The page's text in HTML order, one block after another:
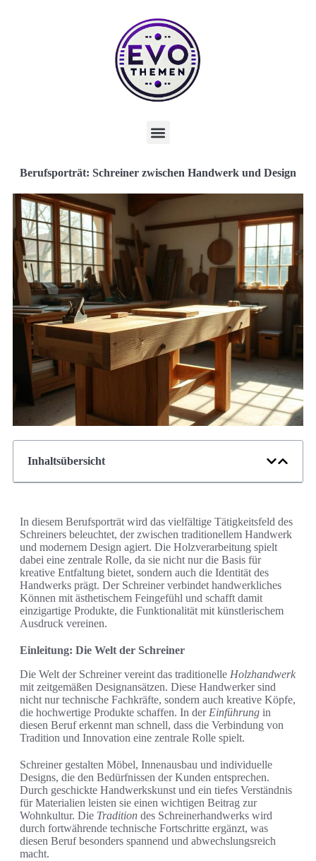
Berufsporträt: Schreiner zwischen Handwerk und Design
Inhaltsübersicht
In diesem Berufsporträt wird das vielfältige Tätigkeitsfeld des
Schreiners beleuchtet, der zwischen traditionellem Handwerk
und modernem Design agiert. Die Holzverarbeitung spielt
dabei eine zentrale Rolle, da sie nicht nur die Basis für
kreative Entfaltung bietet, sondern auch die Identität des
Handwerks prägt. Der Schreiner verbindet handwerkliches
Können mit ästhetischem Feingefühl und schafft damit
einzigartige Produkte, die Funktionalität mit künstlerischem
Ausdruck vereinen.
Einleitung: Die Welt der Schreiner
Die Welt der Schreiner vereint das traditionelle Holzhandwerk
mit zeitgemäßen Designansätzen. Diese Handwerker sind
nicht nur technische Fachkräfte, sondern auch kreative Köpfe,
die hochwertige Produkte schaffen. In der Einführung in
diesen Beruf erkennt man schnell, dass die Verbindung von
Tradition und Innovation eine zentrale Rolle spielt.
Schreiner gestalten Möbel, Innenausbau und individuelle
Designs, die den Bedürfnissen der Kunden entsprechen.
Durch geschickte Handwerkskunst und ein tiefes Verständnis
für Materialien leisten sie einen wichtigen Beitrag zur
Wohnkultur. Die Tradition des Schreinerhandwerks wird
durch fortwährende technische Fortschritte ergänzt, was
diesen Beruf besonders spannend und abwechslungsreich
macht.